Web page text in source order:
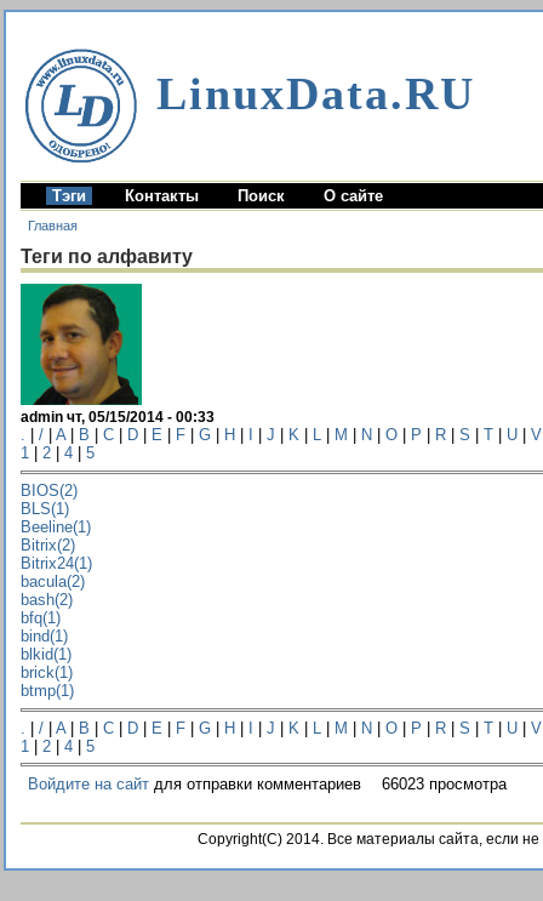
LinuxData.RU
Тэги Контакты Поиск О сайте
Главная
Теги по алфавиту
admin чт, 05/15/2014 - 00:33
. /| A| B C| D| E F| G| H J K| L| M N O| P R| S T| U| V
1| 2| 4| 5
BIOS(2)
BLS(1)
Beeline(1)
Bitrix(2)
Bitrix24(1)
bacula(2)
bash(2)
bfq(1)
bind(1)
blkid(1)
brick(1)
btmp(1)
. /| A| B C| D| E F| G| H J K| L| M N O| P R| S T| U| V
1| 2| 4| 5
Войдите на сайт для отправки комментариев 66023 просмотра
Copyright(C) 2014. Все материалы сайта, если